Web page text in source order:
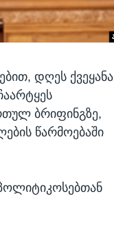
დღეს ქვეყანა
ბრიფინგზე,
წარმოებაში